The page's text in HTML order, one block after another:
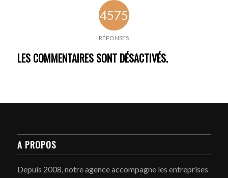
4575
RÉPONSES
LES COMMENTAIRES SONT DÉSACTIVÉS.
A PROPOS
Depuis 2008, notre agence accompagne les entreprises